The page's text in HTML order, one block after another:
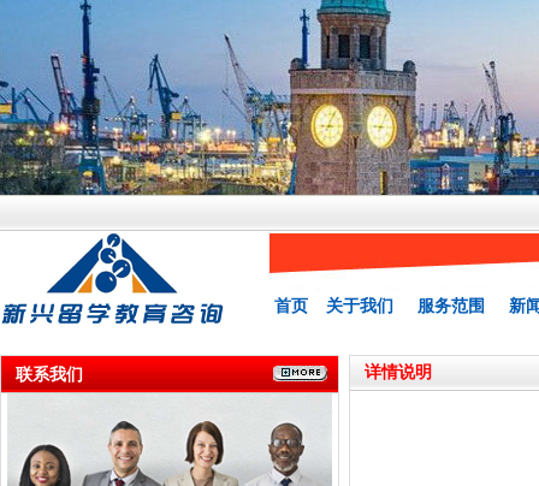
首页 关于我们 服务范围 新
联系我们 详情说明